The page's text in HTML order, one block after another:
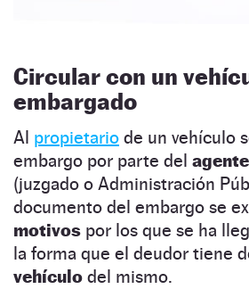
Circular con un
embargado
Al propietario de un vehículo
embargo por parte del
(juzgado o Administración
documento del embargo se
motivos por los que se ha
la forma que el deudor tiene
vehículo del mismo.